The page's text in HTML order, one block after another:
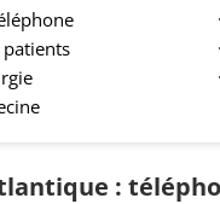
patients
: